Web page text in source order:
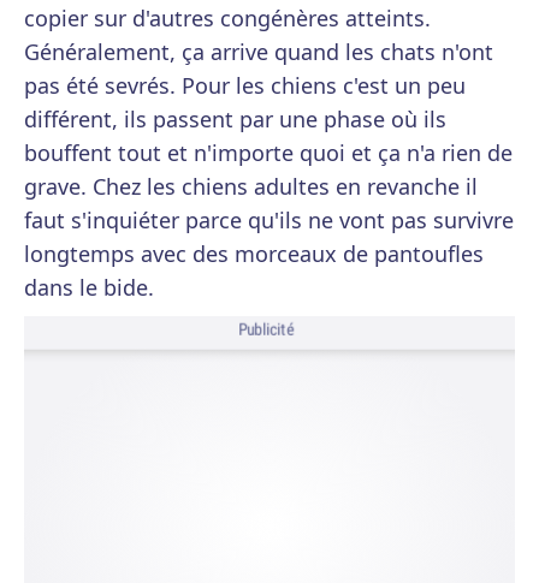
copier sur d'autres congénères atteints.
Généralement, ça arrive quand les chats n'ont
pas été sevrés. Pour les chiens c'est un peu
différent, ils passent par une phase où ils
bouffent tout et n'importe quoi et ça n'a rien de
grave. Chez les chiens adultes en revanche il
faut s'inquiéter parce qu'ils ne vont pas survivre
longtemps avec des morceaux de pantoufles
dans le bide.
Publicité